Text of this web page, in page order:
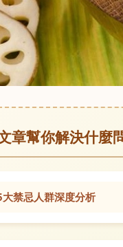
章幫你解決什麼
禁忌人群深度分析